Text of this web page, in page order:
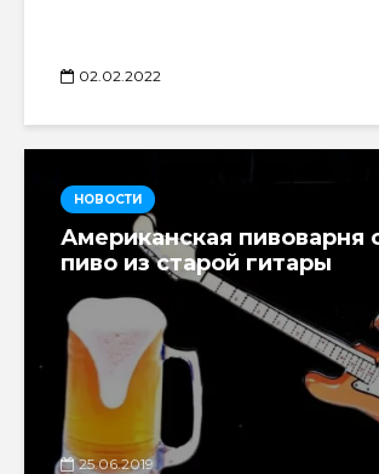
02.02.2022
НОВОСТИ
Американская пивоварня
пиво из старой гитары
25.06.2019